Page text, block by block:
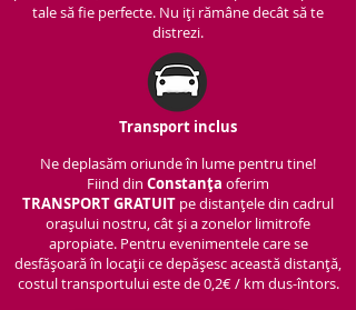
tale să fie perfecte. Nu iți rămâne decât să te
distrezi.
Transport inclus
Ne deplasăm oriunde în lume pentru tine!
Fiind din Constanța oferim
TRANSPORTGRATUIT pe distanțele din cadrul
orașului nostru, cât și a zonelor limitrofe
apropiate. Pentru evenimentele care se
desfășoară în locații ce depășesc această distanță,
costul transportului este de 0,2€ / km dus-întors.